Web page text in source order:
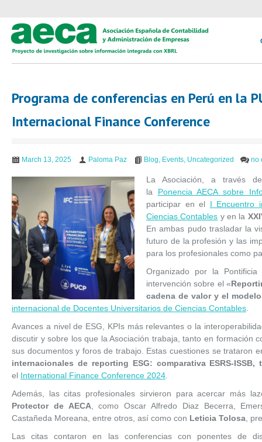
Programa de conferencias en Perú en la
Internacional Finance Conference
March 13, 2025 Paloma Paz Blog, Events, Uncategorized no
La Asociación, a través
la Ponencia AECA sobre
participar en el I Encuentro
Ciencias Contables y en la
En ambas pudo trasladar la
futuro de la profesión y las
para los profesionales como
Organizado por la
intervención sobre el «
cadena de valor y el modelo
internacional de Docentes Universitarios de Ciencias Contables
Avances a nivel de ESG, KPIs más relevantes o la
discutir y sobre los que la Asociación trabaja, tanto en formación
sus documentos y foros de trabajo. Estas cuestiones se trataron
internacionales de reporting ESG: comparativa ESRS-ISSB,
el International Finance Conference 2024
Además, las citas profesionales sirvieron para acercar más
Protector de AECA, como Oscar Alfredo Diaz Becerra,
Castañeda Moreana, entre otros, así como con Leticia Tolosa ,
Las citas contaron en las conferencias con ponentes de